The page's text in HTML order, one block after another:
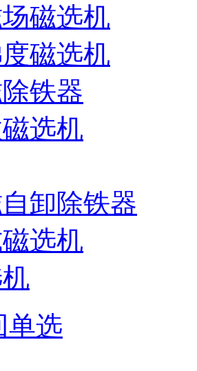
磁选机
磁选机
铁器
选机
卸除铁器
选机
单选